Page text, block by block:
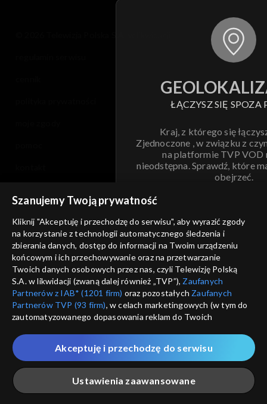
ŁĄCZYSZ SIĘ SPOZA
Kraj, z którego się
Zjednoczone , w związku z
na platformie TVP VOD
nieodstępna. Sprawdź, które
obejrzeć.
ANULUJ
informacje o dostawcy usług
Szanujemy Twoją prywatność
Kliknij "Akceptuję i przechodzę do serwisu", aby wyrazić zgody
na korzystanie z technologii automatycznego śledzenia i
zbierania danych, dostęp do informacji na Twoim urządzeniu
końcowym i ich przechowywanie oraz na przetwarzanie
Twoich danych osobowych przez nas, czyli Telewizję Polską
S.A. w likwidacji (zwaną dalej również „TVP”), Zaufanych
Partnerów z IAB* (1201 firm) oraz pozostałych Zaufanych
Partnerów TVP (93 firm), w celach marketingowych (w tym do
zautomatyzowanego dopasowania reklam do Twoich
które wskazujemy poniżej, a także zgody na udostępnianie
przez nas identyfikatora PPID do Google.
Twoje dane osobowe zbierane podczas odwiedzania przez
Ciebie naszych
poszczególnych serwisówzwanych dalej
„Portalem”, w tym informacje zapisywane za pomocą
Ustawienia zaawansowane
Akceptuję i przechodzę do serwisu